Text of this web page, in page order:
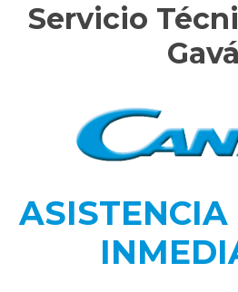
Servicio
Gavá
ASISTENCIA